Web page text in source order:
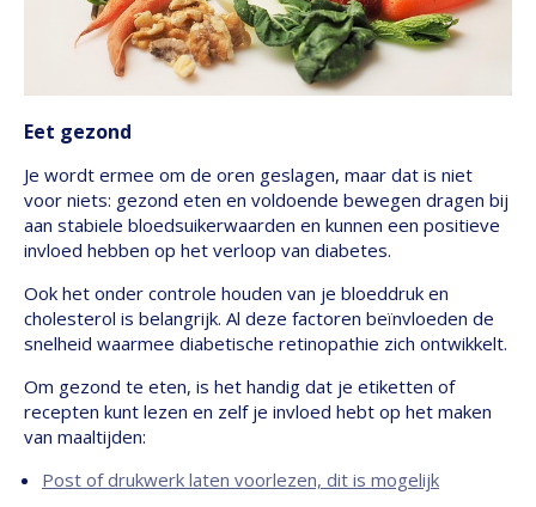
Eet gezond
Je wordt ermee om de oren geslagen, maar dat is niet
voor niets: gezond eten en voldoende bewegen dragen bij
aan stabiele bloedsuikerwaarden en kunnen een positieve
invloed hebben op het verloop van diabetes.
Ook het onder controle houden van je bloeddruk en
cholesterol is belangrijk. Al deze factoren beïnvloeden de
snelheid waarmee diabetische retinopathie zich ontwikkelt.
Om gezond te eten, is het handig dat je etiketten of
recepten kunt lezen en zelf je invloed hebt op het maken
van maaltijden:
Post of drukwerk laten voorlezen, dit is mogelijk